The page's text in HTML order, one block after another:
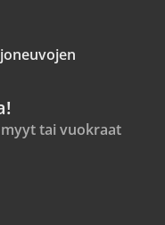
tai vuokraat